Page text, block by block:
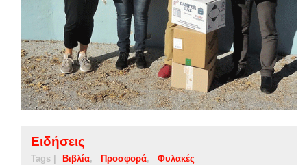
Ειδήσεις
Tags | Βιβλία Προσφορά Φυλακές